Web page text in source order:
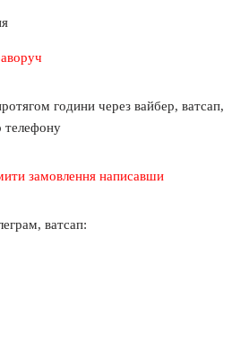
години через вайбер, ватсап,
телефону
замовлення написавши
ватсап: